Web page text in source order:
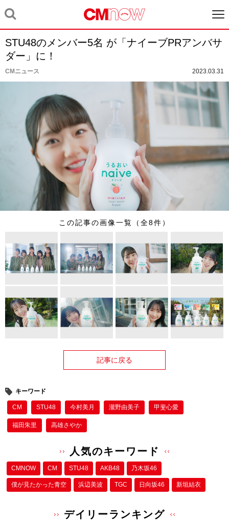
STU48のメンバー5名 が「ナイーブPRアンバサ
ダー」に！
CMニュース 2023.03.31
この記事の画像一覧（全8件）
記事に戻る
キーワード
CM STU48 今村美月 瀧野由美子 甲斐心愛
福田朱里 高雄さやか
人気のキーワード
CMNOW CM STU48 AKB48 乃木坂46
僕が⾒たかった⻘空 浜辺美波 TGC 日向坂46 新垣結衣
デイリーランキング